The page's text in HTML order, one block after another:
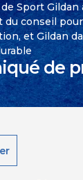
Sport
conseil
et Gildan
de